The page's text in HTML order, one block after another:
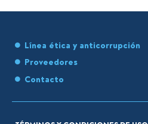
Línea ética y anticorrupción
Proveedores
Contacto